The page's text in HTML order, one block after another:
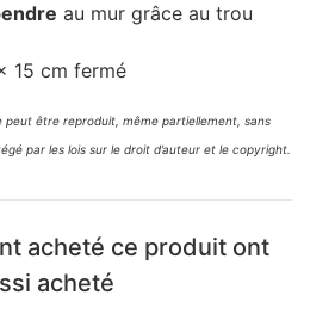
au mur grâce au trou
15 cm fermé
être reproduit, même partiellement, sans
par les lois sur le droit d’auteur et le copyright.
acheté ce produit ont
acheté